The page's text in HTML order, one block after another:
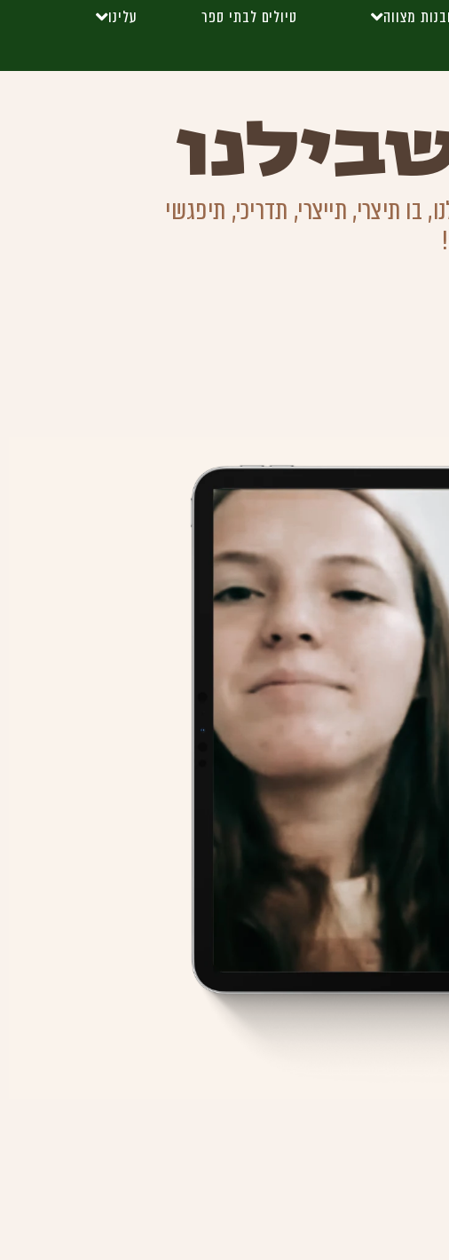
מצווה טיולים לבתי ספר
עלינו
תיצרי, תייצרי, תדריכי, תיפגשי